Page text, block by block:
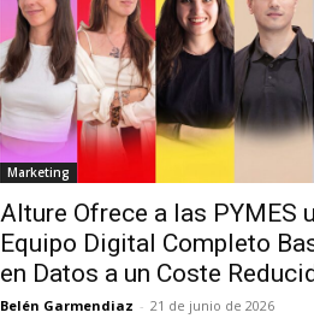
Marketing
Alture Ofrece a las PYMES
Equipo Digital Completo
en Datos a un Coste
Belén Garmendiaz - 21 de junio de 2026